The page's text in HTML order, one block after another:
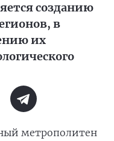
созданию
в
их
метрополитен